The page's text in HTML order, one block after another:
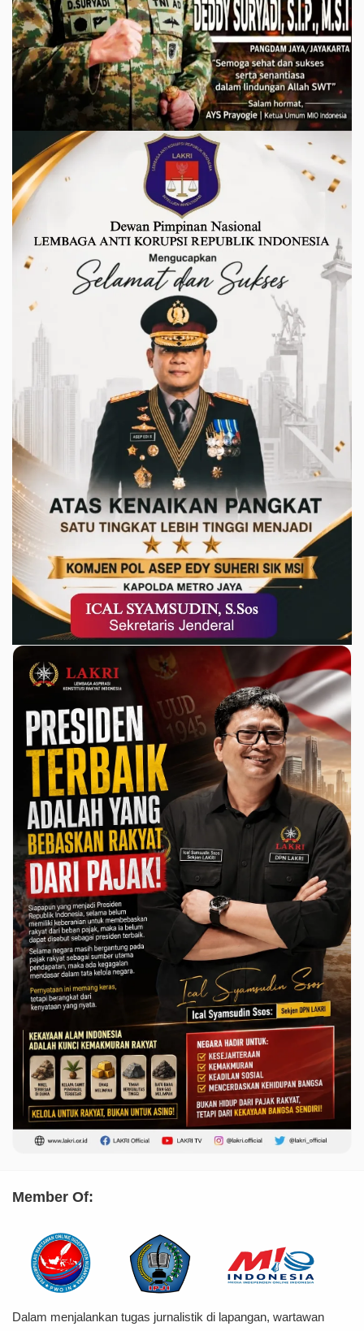
Member Of:
Dalam menjalankan tugas jurnalistik di lapangan, wartawan